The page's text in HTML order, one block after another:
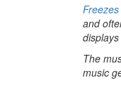
Freezes
and
The
music